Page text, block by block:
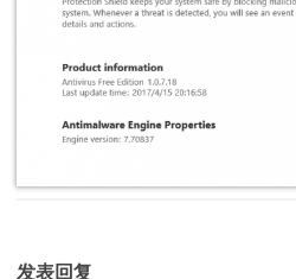
发表回复